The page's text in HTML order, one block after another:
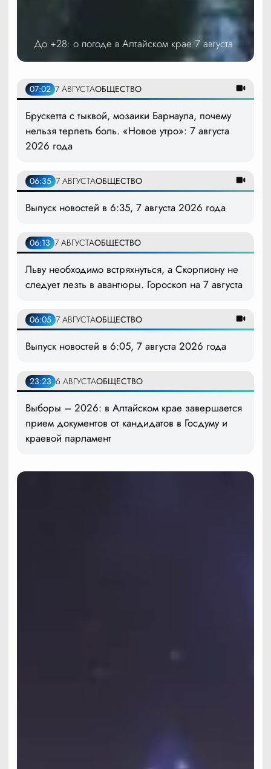
До +28: о погоде в Алтайском крае 7 августа
07:02 7 АВГУСТАОБЩЕСТВО
Брускетта с тыквой, мозаики Барнаула, почему
нельзя терпеть боль. «Новое утро»: 7 августа
2026 года
06:35 7 АВГУСТАОБЩЕСТВО
Выпуск новостей в 6:35, 7 августа 2026 года
06:13 7 АВГУСТАОБЩЕСТВО
Льву необходимо встряхнуться, а Скорпиону не
следует лезть в авантюры. Гороскоп на 7 августа
06:05 7 АВГУСТАОБЩЕСТВО
Выпуск новостей в 6:05, 7 августа 2026 года
23:23 6 АВГУСТАОБЩЕСТВО
Выборы – 2026: в Алтайском крае завершается
прием документов от кандидатов в Госдуму и
краевой парламент